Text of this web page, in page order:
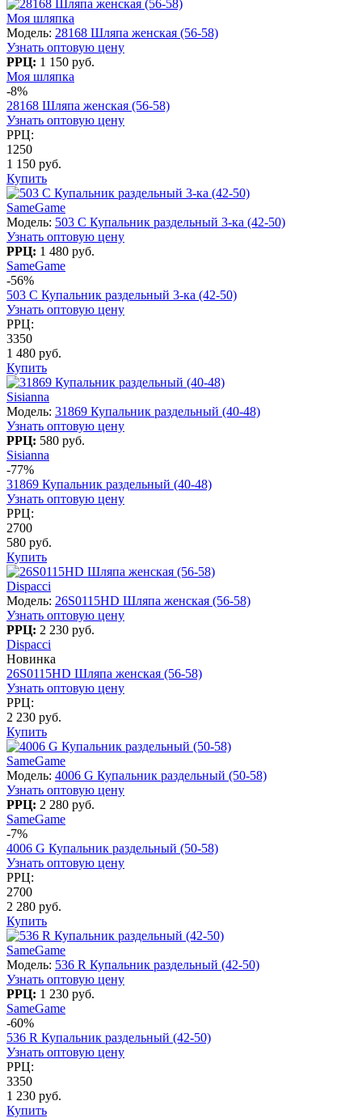
Моя шляпка
Модель: 28168 Шляпа женская (56-58)
Узнать оптовую цену
РРЦ: 1 150 руб.
Моя шляпка
-8%
28168 Шляпа женская (56-58)
Узнать оптовую цену
РРЦ:
1250
1 150 руб.
Купить
SameGame
Модель: 503 C Купальник раздельный 3-ка (42-50)
Узнать оптовую цену
РРЦ: 1 480 руб.
SameGame
-56%
503 C Купальник раздельный 3-ка (42-50)
Узнать оптовую цену
РРЦ:
3350
1 480 руб.
Купить
Sisianna
Модель: 31869 Купальник раздельный (40-48)
Узнать оптовую цену
РРЦ: 580 руб.
Sisianna
-77%
31869 Купальник раздельный (40-48)
Узнать оптовую цену
РРЦ:
2700
580 руб.
Купить
Dispacci
Модель: 26S0115HD Шляпа женская (56-58)
Узнать оптовую цену
РРЦ: 2 230 руб.
Dispacci
Новинка
26S0115HD Шляпа женская (56-58)
Узнать оптовую цену
РРЦ:
2 230 руб.
Купить
SameGame
Модель: 4006 G Купальник раздельный (50-58)
Узнать оптовую цену
РРЦ: 2 280 руб.
SameGame
-7%
4006 G Купальник раздельный (50-58)
Узнать оптовую цену
РРЦ:
2700
2 280 руб.
Купить
SameGame
Модель: 536 R Купальник раздельный (42-50)
Узнать оптовую цену
РРЦ: 1 230 руб.
SameGame
-60%
536 R Купальник раздельный (42-50)
Узнать оптовую цену
РРЦ:
3350
1 230 руб.
Купить